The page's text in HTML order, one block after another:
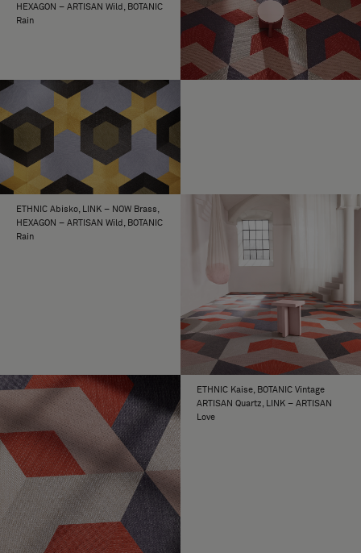
HEXAGON – ARTISAN Wild, BOTANIC
Rain
ETHNIC Abisko, LINK – NOW Brass,
HEXAGON – ARTISAN Wild, BOTANIC
Rain
ETHNIC Kaise, BOTANIC Vintage
ARTISAN Quartz, LINK – ARTISAN
Love